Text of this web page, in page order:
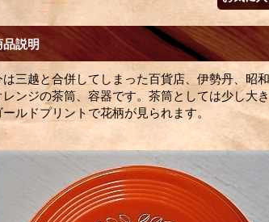
品説明
は三越と合併してしまった百貨店、伊勢丹、昭
レンジの茶筒、容器です。茶筒としては少し大
ールドプリントで花柄が見られます。